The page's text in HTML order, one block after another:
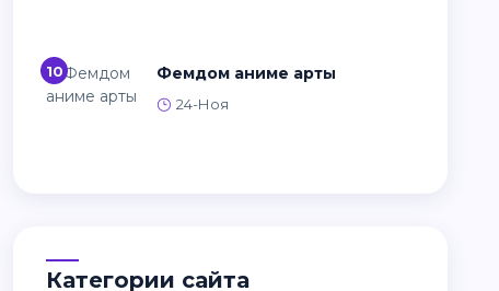
10 Фемдом аниме арты
24-Ноя
Категории сайта